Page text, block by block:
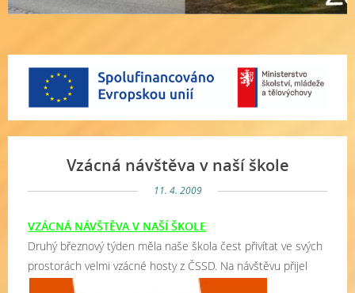
Vzácná návštěva v naší škole
11. 4. 2009
VZÁCNÁ NÁVŠTĚVA V NAŠÍ ŠKOLE
Druhý březnový týden měla naše škola čest přivítat ve svých
prostorách velmi vzácné hosty z ČSSD. Na návštěvu přijel